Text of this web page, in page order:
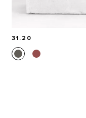
31.20